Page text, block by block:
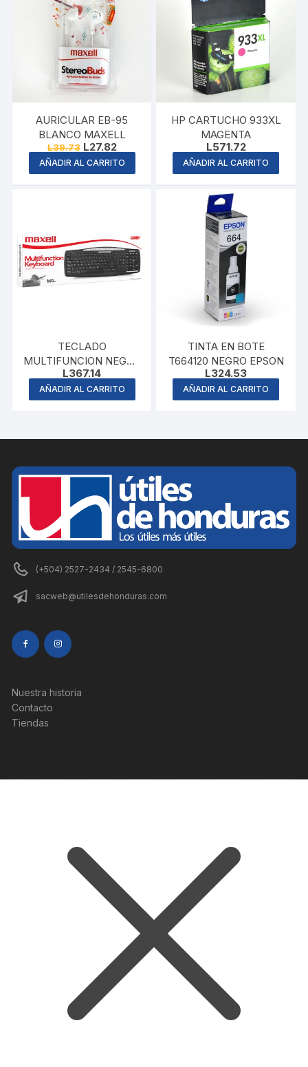
AURICULAR EB-95
BLANCO MAXELL
L39.73 Original
price
was:
L39.73.
L27.82Current
price
is:
L27.82.
AÑADIR AL CARRITO
HP CARTUCHO 933XL
MAGENTA
L571.72
AÑADIR AL CARRITO
TECLADO
MULTIFUNCION NEGRO
MAXELL
L367.14
AÑADIR AL CARRITO
TINTA EN BOTE
T664120 NEGRO EPSON
L324.53
AÑADIR AL CARRITO
(+504) 2527-2434 / 2545-6800
sacweb@utilesdehonduras.com
Nuestra historia
Contacto
Tiendas